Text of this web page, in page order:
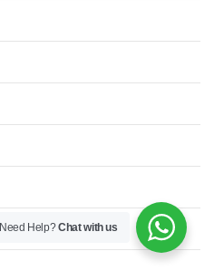
Need Help?Chat with us